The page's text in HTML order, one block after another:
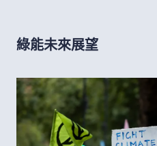
綠能未來展望